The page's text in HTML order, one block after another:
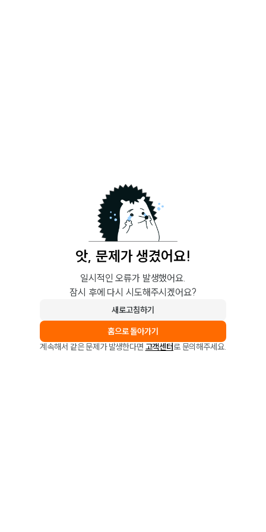
앗, 문제가 생겼어요!
일시적인 오류가 발생했어요.
잠시 후에 다시 시도해주시겠어요?
새로고침하기
홈으로 돌아가기
계속해서 같은 문제가 발생한다면 고객센터로 문의해주세요.